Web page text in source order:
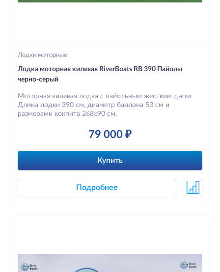
Лодки моторные
Лодка моторная килевая RiverBoats RB 390 Пайолы
черно-серый
Моторная килевая лодка с пайольным жестким дном.
Длина лодки 390 см, диаметр баллона 53 см и
размерами кокпита 268х90 см.
79 000 ₽
Купить
Подробнее